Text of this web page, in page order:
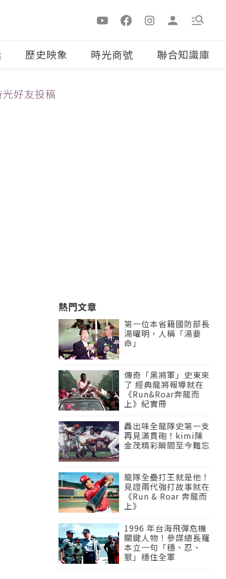
歷史映象 時光商號 聯合知識庫
光好友投稿
熱門文章
第一位本省籍國防部長
湯曜明，人稱「湯要
命」
傳奇「黑將軍」史東來
了 經典龍將報導就在
《Run&Roar奔龍而
上》紀實冊
轟出味全龍隊史第一支
再見滿貫砲！kimi陳
金茂精彩瞬間至今難忘
龍隊全壘打王就是他！
見證兩代強打故事就在
《Run & Roar 奔龍而
上》
1996 年台海飛彈危機
關鍵人物！參謀總長羅
本立一句「穩、忍、
狠」穩住全軍